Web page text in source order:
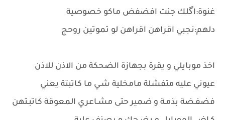
غنوة:اگلك جنت افضفض ماكو خصوصية
دلهم:نجبي اقراهن اقراهن لو تموتين روحج
اخذ موبايلي و يقرة بجهازة الضحكة من الاذن للاذن
عيوني عليه متفشلة مامخلية شـي ما كاتبتة يعني
فضفـضة بذمـة و ضمير حتى مشـاعري المعوقة كاتبـتهن